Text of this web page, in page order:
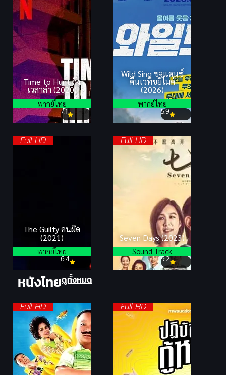
Time to Hunt ถึง
เวลาล่า (2020)
7.1
พากย์ไทย
Wild Sing ขาแดนซ์
คืนเวทีขยี้ไมค์
(2026)
5.9
พากย์ไทย
Full HD
The Guilty คนผิด
(2021)
6.4
พากย์ไทย
Full HD
Seven Days (2023)
9.2
Sound Track
หนังไทยดูทั้งหมด
Full HD Full HD